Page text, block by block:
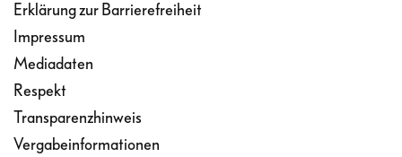
Erklärung zur Barrierefreiheit
Impressum
Mediadaten
Respekt
Transparenzhinweis
Vergabeinformationen